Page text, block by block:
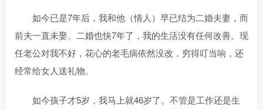
如今已是7年后，我和他（情人）早已结为二婚夫妻，而
前夫一直未娶。二婚也快7年了，我的生活没有任何改善。现
任老公对我不好，花心的老毛病依然没改，穷得叮当响，还
经常给女人送礼物。
如今孩子才5岁，我马上就46岁了。不管是工作还是生